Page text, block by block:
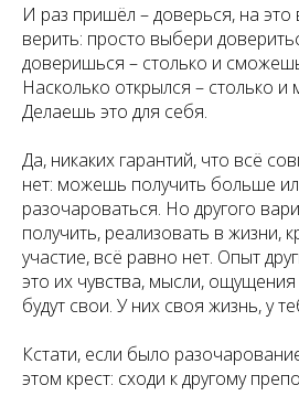
И раз пришёл – доверься, на
верить: просто выбери
доверишься – столько и
Насколько открылся – столько и
Делаешь это для себя.
Да, никаких гарантий, что всё
нет: можешь получить больше
разочароваться. Но другого
получить, реализовать в жизни,
участие, всё равно нет. Опыт
это их чувства, мысли,
будут свои. У них своя жизнь, у
Кстати, если было
этом крест: сходи к другому